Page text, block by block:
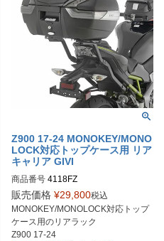
Z900 17-24 MONOKEY/MONO
LOCK対応トップケース用 リア
キャリア GIVI
商品番号 4118FZ
販売価格 ¥29,800税込
MONOKEY/MONOLOCK対応トップ
ケース用のリアラック
Z900 17-24